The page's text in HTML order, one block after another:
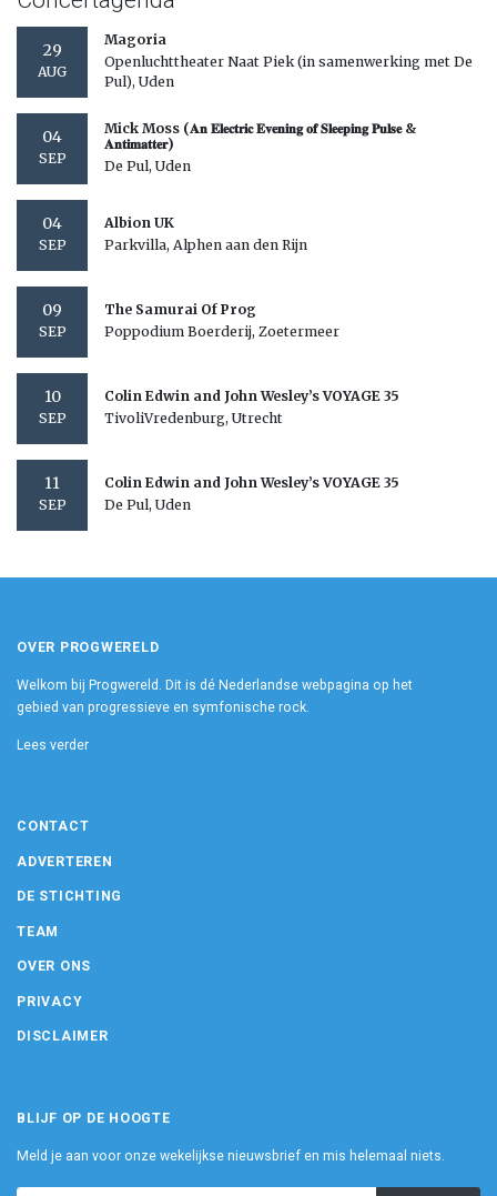
29
AUG
Magoria
Openluchttheater Naat Piek (in samenwerking met De
Pul), Uden
04
SEP
Mick Moss (𝐀𝐧 𝐄𝐥𝐞𝐜𝐭𝐫𝐢𝐜 𝐄𝐯𝐞𝐧𝐢𝐧𝐠 𝐨𝐟 𝐒𝐥𝐞𝐞𝐩𝐢𝐧𝐠 𝐏𝐮𝐥𝐬𝐞 &
𝐀𝐧𝐭𝐢𝐦𝐚𝐭𝐭𝐞𝐫)
De Pul, Uden
04
SEP
Albion UK
Parkvilla, Alphen aan den Rijn
09
SEP
The Samurai Of Prog
Poppodium Boerderij, Zoetermeer
10
SEP
Colin Edwin and John Wesley’s VOYAGE 35
TivoliVredenburg, Utrecht
11
SEP
Colin Edwin and John Wesley’s VOYAGE 35
De Pul, Uden
OVER PROGWERELD
Welkom bij Progwereld. Dit is dé Nederlandse webpagina op het
gebied van progressieve en symfonische rock.
Lees verder
CONTACT
ADVERTEREN
DE STICHTING
TEAM
OVER ONS
PRIVACY
DISCLAIMER
BLIJF OP DE HOOGTE
Meld je aan voor onze wekelijkse nieuwsbrief en mis helemaal niets.